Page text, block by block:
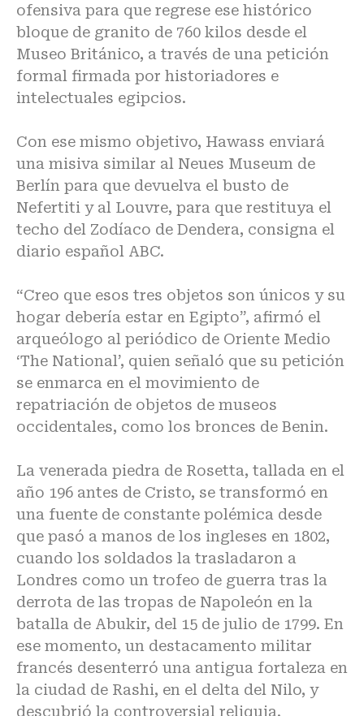
ofensiva para que regrese ese histórico
bloque de granito de 760 kilos desde el
Museo Británico, a través de una petición
formal firmada por historiadores e
intelectuales egipcios.
Con ese mismo objetivo, Hawass enviará
una misiva similar al Neues Museum de
Berlín para que devuelva el busto de
Nefertiti y al Louvre, para que restituya el
techo del Zodíaco de Dendera, consigna el
diario español ABC.
“Creo que esos tres objetos son únicos y su
hogar debería estar en Egipto”, afirmó el
arqueólogo al periódico de Oriente Medio
‘The National’, quien señaló que su petición
se enmarca en el movimiento de
repatriación de objetos de museos
occidentales, como los bronces de Benin.
La venerada piedra de Rosetta, tallada en el
año 196 antes de Cristo, se transformó en
una fuente de constante polémica desde
que pasó a manos de los ingleses en 1802,
cuando los soldados la trasladaron a
Londres como un trofeo de guerra tras la
derrota de las tropas de Napoleón en la
batalla de Abukir, del 15 de julio de 1799. En
ese momento, un destacamento militar
francés desenterró una antigua fortaleza en
la ciudad de Rashi, en el delta del Nilo, y
descubrió la controversial reliquia.